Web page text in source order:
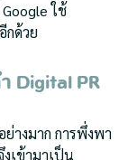
ใช้
กด้วย
PR
างมาก การพึ่งพา
เข้ามาเป็น